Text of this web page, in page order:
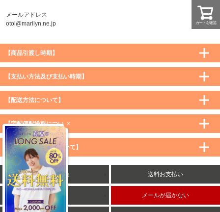
×
カートを確認
メールアドレス
otoi@marilyn.ne.jp
【商品引渡し時期】
【支払い方法及び支払い時期】
【配送方法について】
【宅配便配送料について】
購入価格 ／ 地域 通常 沖縄・離島など一部地域
5,900円（税込）未満
590円（税込）
5,900円（税込）以上
8,500円（税込）以上
【メール便配送料について】
購入価格 ／ 地域
5,900円（税込）未満
5,900円（税込）以上 送料無料
返品・交換 送料お支払い
会社概要 メールが届かない